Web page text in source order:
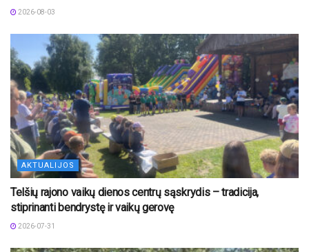
2026-08-03
AKTUALIJOS
Telšių rajono vaikų dienos centrų sąskrydis – tradicija,
stiprinanti bendrystę ir vaikų gerovę
2026-07-31